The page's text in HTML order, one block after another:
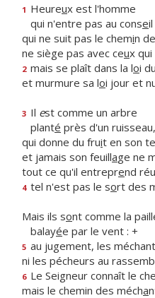
1 Heureux est l'homme
qui n'entre pas au conse
qui ne suit pas le chemin
ne siège pas avec ceux qui
2 mais se plaît dans la loi
et murmure sa loi jour et
3 Il est comme un arbre
planté près d'un
qui donne du fruit en son
et jamais son feuillage ne
tout ce qu'il entreprend
4 tel n'est pas le sort des
Mais ils sont comme la
balayée par le vent : +
5 au jugement, les
ni les pécheurs au
6 Le Seigneur connaît le
mais le chemin des mécha